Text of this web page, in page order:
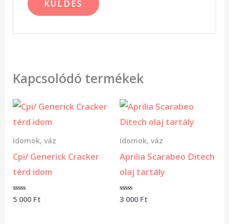
Kapcsolódó termékek
Idomok, váz
Cpi/ Generick Cracker
térd idom
Értékelés:
5 000 Ft
Idomok, váz
Aprilia Scarabeo Ditech
olaj tartály
Értékelés:
3 000 Ft